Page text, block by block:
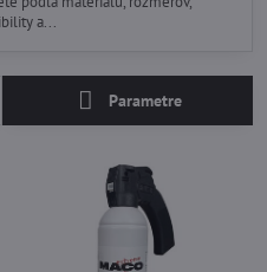
a...
Parametre